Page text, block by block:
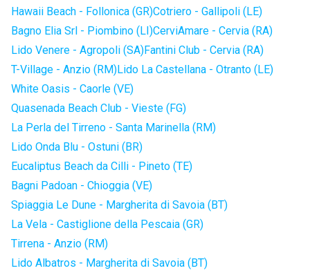
Hawaii Beach - Follonica (GR)Cotriero - Gallipoli (LE)
Bagno Elia Srl - Piombino (LI)CerviAmare - Cervia (RA)
Lido Venere - Agropoli (SA)Fantini Club - Cervia (RA)
T-Village - Anzio (RM)Lido La Castellana - Otranto (LE)
White Oasis - Caorle (VE)
Quasenada Beach Club - Vieste (FG)
La Perla del Tirreno - Santa Marinella (RM)
Lido Onda Blu - Ostuni (BR)
Eucaliptus Beach da Cilli - Pineto (TE)
Bagni Padoan - Chioggia (VE)
Spiaggia Le Dune - Margherita di Savoia (BT)
La Vela - Castiglione della Pescaia (GR)
Tirrena - Anzio (RM)
Lido Albatros - Margherita di Savoia (BT)